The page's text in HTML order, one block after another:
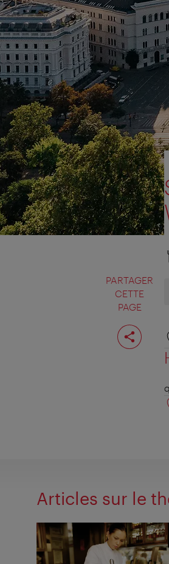
PARTAGER
CETTE
PAGE
Partager
cette
page
Articles sur le